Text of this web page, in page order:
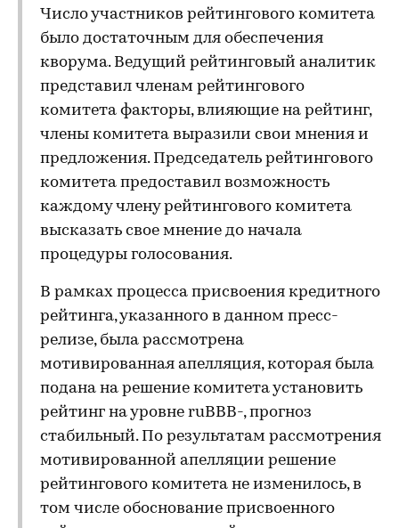
Число участников рейтингового комитета
было достаточным для обеспечения
кворума. Ведущий рейтинговый аналитик
представил членам рейтингового
комитета факторы, влияющие на рейтинг,
члены комитета выразили свои мнения и
предложения. Председатель рейтингового
комитета предоставил возможность
каждому члену рейтингового комитета
высказать свое мнение до начала
процедуры голосования.
В рамках процесса присвоения кредитного
рейтинга, указанного в данном пресс-
релизе, была рассмотрена
мотивированная апелляция, которая была
подана на решение комитета установить
рейтинг на уровне ruBBB-, прогноз
стабильный. По результатам рассмотрения
мотивированной апелляции решение
рейтингового комитета не изменилось, в
том числе обоснование присвоенного